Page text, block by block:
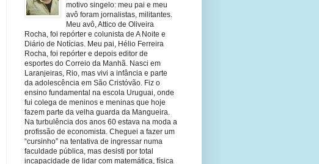
motivo singelo: meu pai e meu
avô foram jornalistas, militantes.
Meu avô, Attico de Oliveira
Rocha, foi repórter e colunista de A Noite e
Diário de Notícias. Meu pai, Hélio Ferreira
Rocha, foi repórter e depois editor de
esportes do Correio da Manhã. Nasci em
Laranjeiras, Rio, mas vivi a infância e parte
da adolescência em São Cristóvão. Fiz o
ensino fundamental na escola Uruguai, onde
fui colega de meninos e meninas que hoje
fazem parte da velha guarda da Mangueira.
Na turbulência dos anos 60 estava na moda a
profissão de economista. Cheguei a fazer um
“cursinho” na tentativa de ingressar numa
faculdade pública, mas desisti por total
incapacidade de lidar com matemática, física